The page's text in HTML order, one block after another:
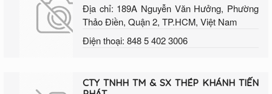
Địa chỉ: 189A Nguyễn Văn Hưởng, Phường
Thảo Điền, Quận 2, TP.HCM, Việt Nam
Điện thoại: 848 5 402 3006
CTY TNHH TM & SX THÉP KHÁNH TIẾN